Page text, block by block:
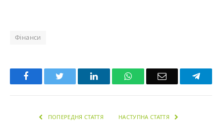
Фінанси
Facebook LinkedInWhatsAppEmail
ПОПЕРЕДНЯ СТАТТЯ НАСТУПНА СТАТТЯ